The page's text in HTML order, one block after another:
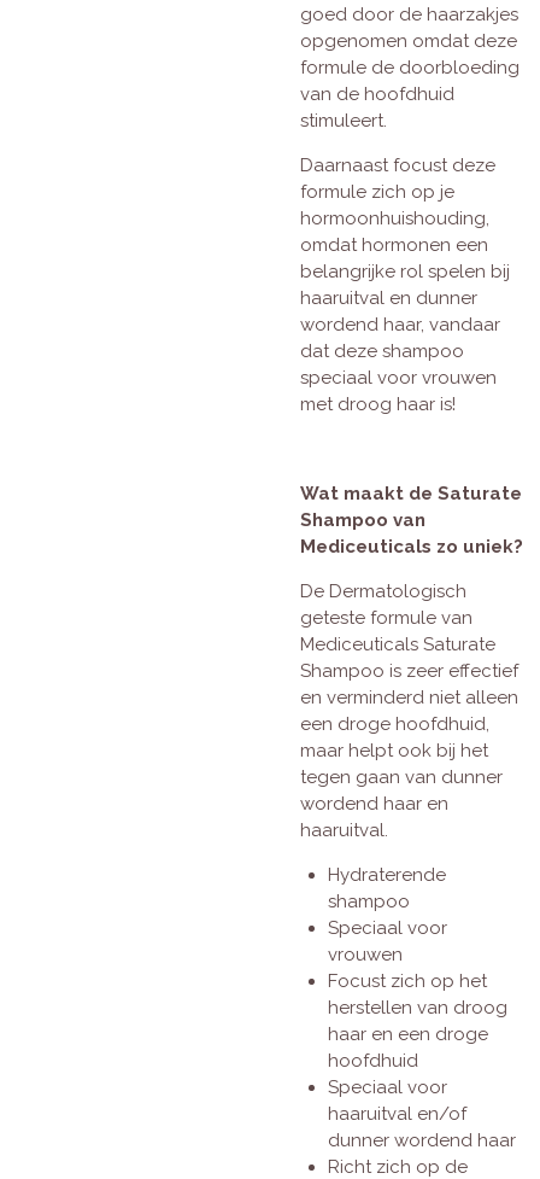
goed door de haarzakjes
opgenomen omdat deze
formule de doorbloeding
van de hoofdhuid
stimuleert.
Daarnaast focust deze
formule zich op je
hormoonhuishouding,
omdat hormonen een
belangrijke rol spelen bij
haaruitval en dunner
wordend haar, vandaar
dat deze shampoo
speciaal voor vrouwen
met droog haar is!
Wat maakt de Saturate
Shampoo van
Mediceuticals zo uniek?
De Dermatologisch
geteste formule van
Mediceuticals Saturate
Shampoo is zeer effectief
en verminderd niet alleen
een droge hoofdhuid,
maar helpt ook bij het
tegen gaan van dunner
wordend haar en
haaruitval.
Hydraterende
shampoo
Speciaal voor
vrouwen
Focust zich op het
herstellen van droog
haar en een droge
hoofdhuid
Speciaal voor
haaruitval en/of
dunner wordend haar
Richt zich op de